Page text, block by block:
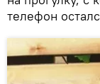
телефон